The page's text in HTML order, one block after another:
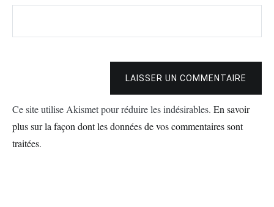
LAISSER UN COMMENTAIRE
Ce site utilise Akismet pour réduire les indésirables. En savoir
plus sur la façon dont les données de vos commentaires sont
traitées.